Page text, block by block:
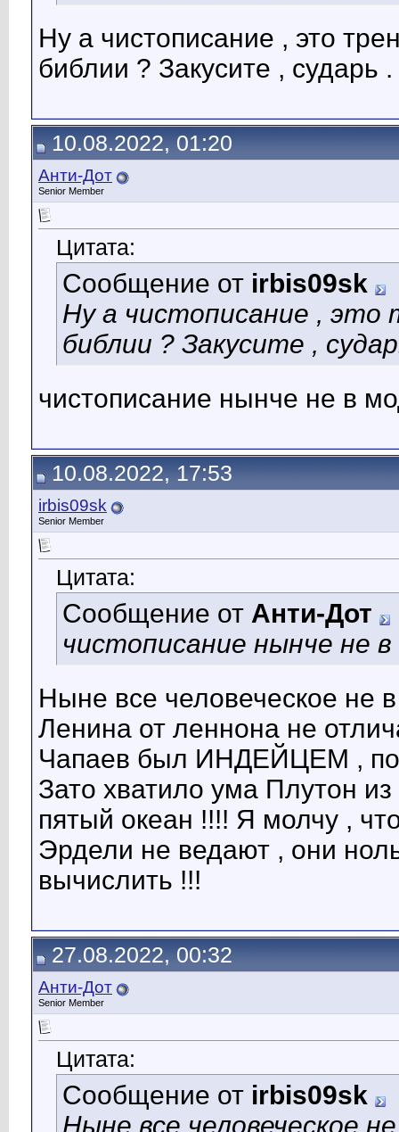
Ну а чистописание , это
библии ? Закусите , сударь .
10.08.2022, 01:20
Анти-Дот
Senior Member
Цитата:
Сообщение от irbis09sk
Ну а чистописание , это
библии ? Закусите ,
чистописание нынче не в
10.08.2022, 17:53
irbis09sk
Senior Member
Цитата:
Сообщение от Анти-Дот
чистописание нынче не
Ныне все человеческое не
Ленина от леннона не
Чапаев был ИНДЕЙЦЕМ ,
Зато хватило ума Плутон
пятый океан !!!! Я молчу ,
Эрдели не ведают , они
вычислить !!!
27.08.2022, 00:32
Анти-Дот
Senior Member
Цитата:
Сообщение от irbis09sk
Ныне все человеческое